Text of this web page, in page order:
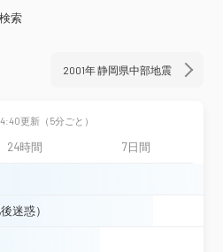
町（旧）＊
支所＊
福山市内海町（旧）＊
斐＊ 広島安佐南区緑井＊
区可部南＊
利松＊
旧）＊
（旧）＊
索
2001年 静岡県中部地震
更新（5分ごと）
24時間 7日間
迷惑）